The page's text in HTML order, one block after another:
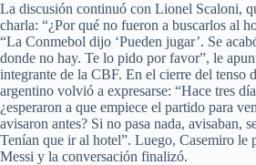
La discusión continuó con Lionel Scaloni,
charla: “¿Por qué no fueron a buscarlos al
“La Conmebol dijo ‘Pueden jugar’. Se
donde no hay. Te lo pido por favor”, le
integrante de la CBF. En el cierre del tenso
argentino volvió a expresarse: “Hace tres
¿esperaron a que empiece el partido para
avisaron antes? Si no pasa nada, avisaban,
Tenían que ir al hotel”. Luego, Casemiro le
Messi y la conversación finalizó.